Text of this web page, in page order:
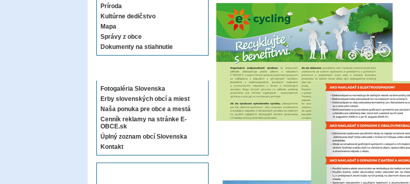
Príroda
Kultúrne dedičstvo
Mapa
Správy z obce
Dokumenty na stiahnutie
Fotogaléria Slovenska
Erby slovenských obcí a miest
Naša ponuka pre obce a mestá
Cenník reklamy na stránke E-
OBCE.sk
Úplný zoznam obcí Slovenska
Kontakt